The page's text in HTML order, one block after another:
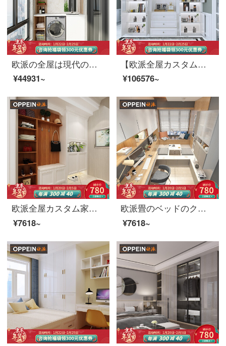
欧派の全屋は現代の簡明な全体の箱の組合せのベランダの箱+を注文して洋服だんすを洗います+洗面器の定食の価格
¥44931~
【欧派全屋カスタム天空の城シリーズ】簡単ヨーロッパ風寝室クローゼットクローゼットクローゼットクローゼットルーム書斎靴棚多機能棚ベッドセット13990元/10方全屋カスタム10㎡
¥106576~
欧派全屋カスタム家具入戸棚下駄箱玄関収納ロッカーオーダーメイド前払い金
¥7618~
欧派畳のベッドのクローゼットは一体の書斎の全部屋は日本式畳を注文して機能室の前払い金を注文します。
¥7618~